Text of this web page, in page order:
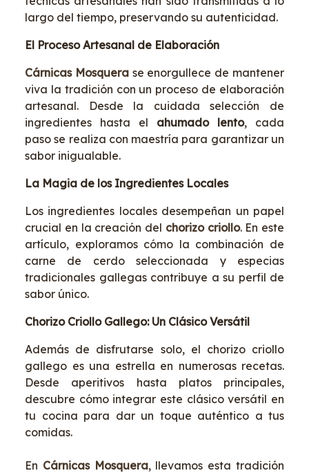
largo del tiempo, preservando su autenticidad.
El Proceso Artesanal de Elaboración
Cárnicas Mosquera se enorgullece de mantener
viva la tradición con un proceso de elaboración
artesanal. Desde la cuidada selección de
ingredientes hasta el ahumado lento, cada
paso se realiza con maestría para garantizar un
sabor inigualable.
La Magia de los Ingredientes Locales
Los ingredientes locales desempeñan un papel
crucial en la creación del chorizo criollo. En este
artículo, exploramos cómo la combinación de
carne de cerdo seleccionada y especias
tradicionales gallegas contribuye a su perfil de
sabor único.
Chorizo Criollo Gallego: Un Clásico Versátil
Además de disfrutarse solo, el chorizo criollo
gallego es una estrella en numerosas recetas.
Desde aperitivos hasta platos principales,
descubre cómo integrar este clásico versátil en
tu cocina para dar un toque auténtico a tus
comidas.
En Cárnicas Mosquera, llevamos esta tradición